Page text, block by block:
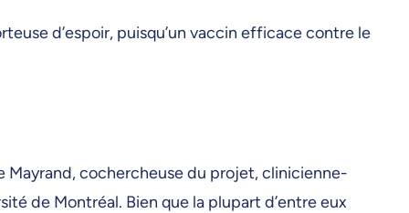
d’espoir, puisqu’un vaccin efficace contre le
Mayrand, cochercheuse du projet, clinicienne-
de Montréal. Bien que la plupart d’entre eux